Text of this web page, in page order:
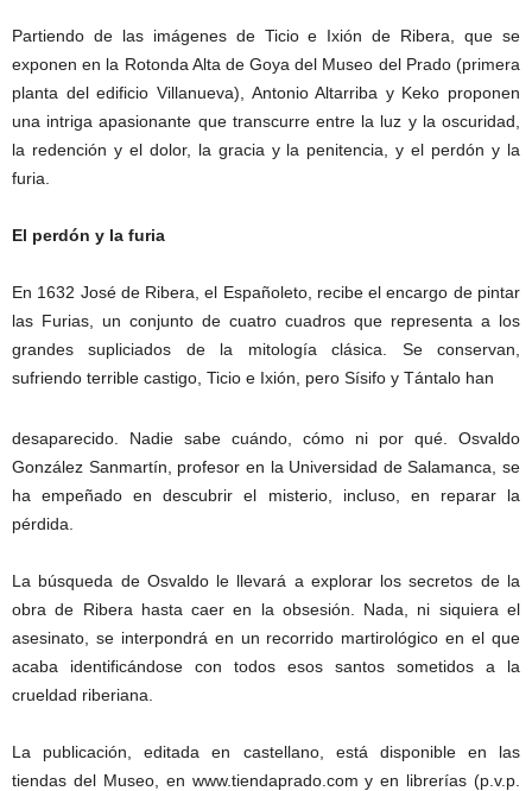
Partiendo de las imágenes de Ticio e Ixión de Ribera, que se
exponen en la Rotonda Alta de Goya del Museo del Prado (primera
planta del edificio Villanueva), Antonio Altarriba y Keko proponen
una intriga apasionante que transcurre entre la luz y la oscuridad,
la redención y el dolor, la gracia y la penitencia, y el perdón y la
furia.
El perdón y la furia
En 1632 José de Ribera, el Españoleto, recibe el encargo de pintar
las Furias, un conjunto de cuatro cuadros que representa a los
grandes supliciados de la mitología clásica. Se conservan,
sufriendo terrible castigo, Ticio e Ixión, pero Sísifo y Tántalo han
desaparecido. Nadie sabe cuándo, cómo ni por qué. Osvaldo
González Sanmartín, profesor en la Universidad de Salamanca, se
ha empeñado en descubrir el misterio, incluso, en reparar la
pérdida.
La búsqueda de Osvaldo le llevará a explorar los secretos de la
obra de Ribera hasta caer en la obsesión. Nada, ni siquiera el
asesinato, se interpondrá en un recorrido martirológico en el que
acaba identificándose con todos esos santos sometidos a la
crueldad riberiana.
La publicación, editada en castellano, está disponible en las
tiendas del Museo, en www.tiendaprado.com y en librerías (p.v.p.